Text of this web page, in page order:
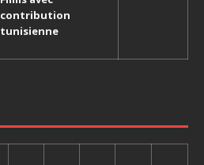
contribution
tunisienne